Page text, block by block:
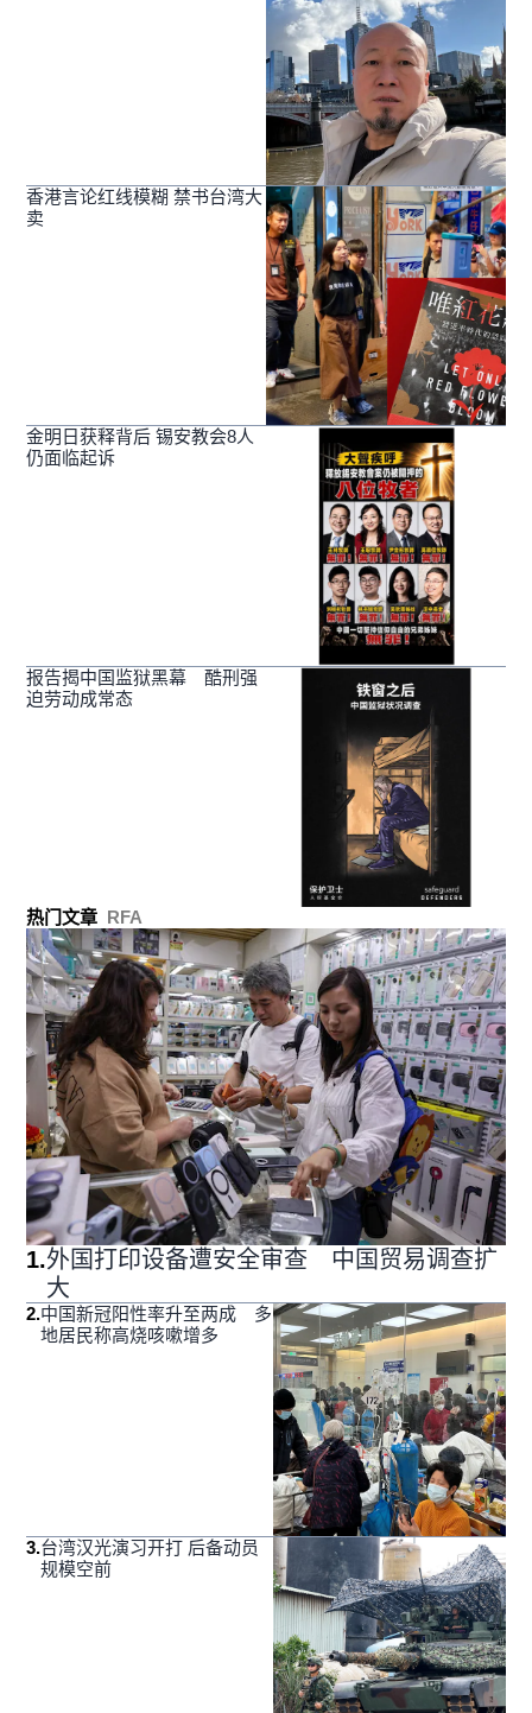
香港言论红线模糊 禁书台湾大
卖
金明日获释背后 锡安教会8人
仍面临起诉
报告揭中国监狱黑幕 酷刑强
迫劳动成常态
热门文章 RFA
1.外国打印设备遭安全审查 中国贸易调查扩
大
2.中国新冠阳性率升至两成 多
地居民称高烧咳嗽增多
3.台湾汉光演习开打 后备动员
规模空前